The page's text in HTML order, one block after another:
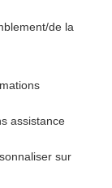
de la
assistance
sur